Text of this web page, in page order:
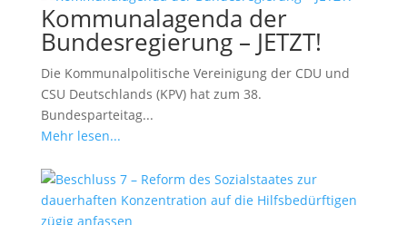
Kommunalagenda der
Bundesregierung – JETZT!
Die Kommunalpolitische Vereinigung der CDU und
CSU Deutschlands (KPV) hat zum 38.
Bundesparteitag...
Mehr lesen...